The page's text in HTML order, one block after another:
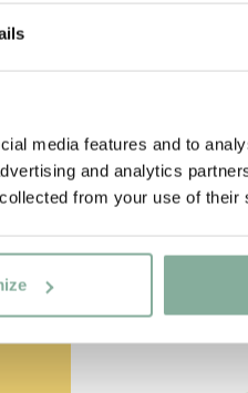
media features and to
and analytics
from your use of their
NYINKOMMET